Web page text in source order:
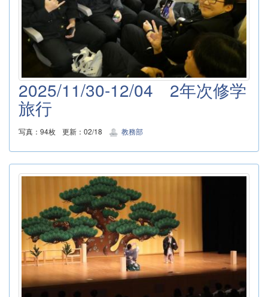
2025/11/30-12/04 2年次修学
旅行
写真：94枚 更新：02/18 教務部